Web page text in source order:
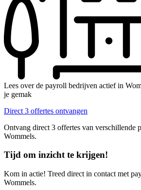
Lees over de payroll bedrijven actief in
je gemak
Direct 3 offertes ontvangen
Ontvang direct 3 offertes van verschillende
Wommels.
Tijd om inzicht te krijgen!
Kom in actie! Treed direct in contact met
Wommels.